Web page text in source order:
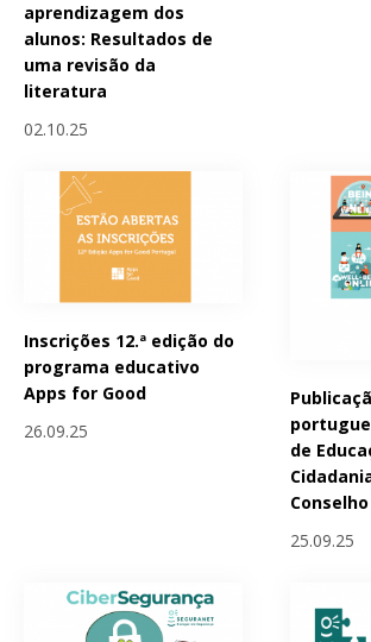
aprendizagem dos
alunos: Resultados de
uma revisão da
literatura
02.10.25
Inscrições 12.ª edição do
programa educativo
Apps for Good
26.09.25
de
25.09.25